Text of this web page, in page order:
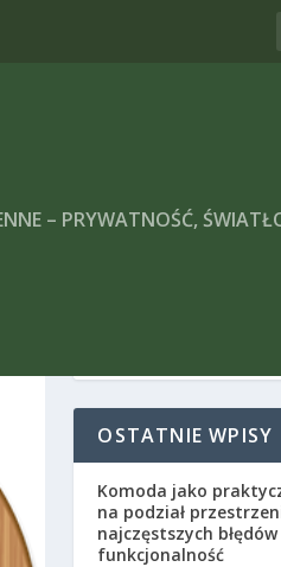
– PRYWATNOŚĆ,
OSTATNIE WPISY
Komoda jako
na podział
najczęstszych
funkcjonalność